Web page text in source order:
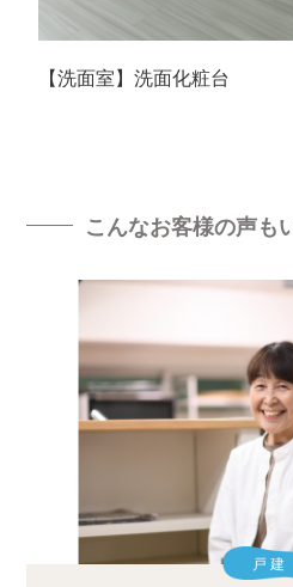
【洗面室】洗面化粧台
こんなお客様の声も
戸 建